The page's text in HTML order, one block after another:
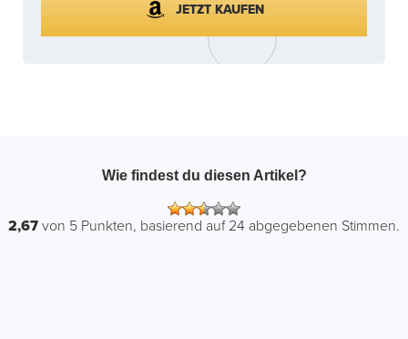
JETZT KAUFEN
Wie findest du diesen Artikel?
2,67 von 5 Punkten, basierend auf 24 abgegebenen Stimmen.